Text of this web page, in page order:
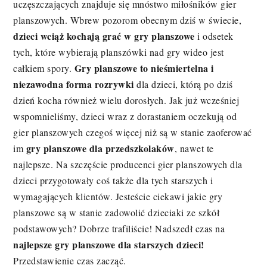
uczęszczających znajduje się mnóstwo miłośników gier
planszowych. Wbrew pozorom obecnym dziś w świecie,
dzieci wciąż kochają grać w gry planszowe i odsetek
tych, które wybierają planszówki nad gry wideo jest
całkiem spory. Gry planszowe to nieśmiertelna i
niezawodna forma rozrywki dla dzieci, którą po dziś
dzień kocha również wielu dorosłych. Jak już wcześniej
wspomnieliśmy, dzieci wraz z dorastaniem oczekują od
gier planszowych czegoś więcej niż są w stanie zaoferować
im gry planszowe dla przedszkolaków, nawet te
najlepsze. Na szczęście producenci gier planszowych dla
dzieci przygotowały coś także dla tych starszych i
wymagających klientów. Jesteście ciekawi jakie gry
planszowe są w stanie zadowolić dzieciaki ze szkół
podstawowych? Dobrze trafiliście! Nadszedł czas na
najlepsze gry planszowe dla starszych dzieci!
Przedstawienie czas zacząć.